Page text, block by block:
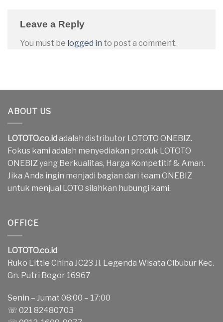
Leave a Reply
You must be logged in to post a comment.
ABOUT US
LOTOTO.co.id adalah distributor LOTOTO ONEBIZ.
Fokus kami adalah menyediakan produk LOTOTO
ONEBIZ yang Berkualitas, Harga Kompetitif & Aman.
Jika Anda ingin menjadi bagian dari team ONEBIZ
untuk menjual LOTO silahkan hubungi kami.
OFFICE
LOTOTO.co.id
Ruko Little China JC23 Jl. Legenda Wisata Cibubur Kec.
Gn. Putri Bogor 16967
Senin – Jumat 08:00 – 17:00
☏ 021 82480703